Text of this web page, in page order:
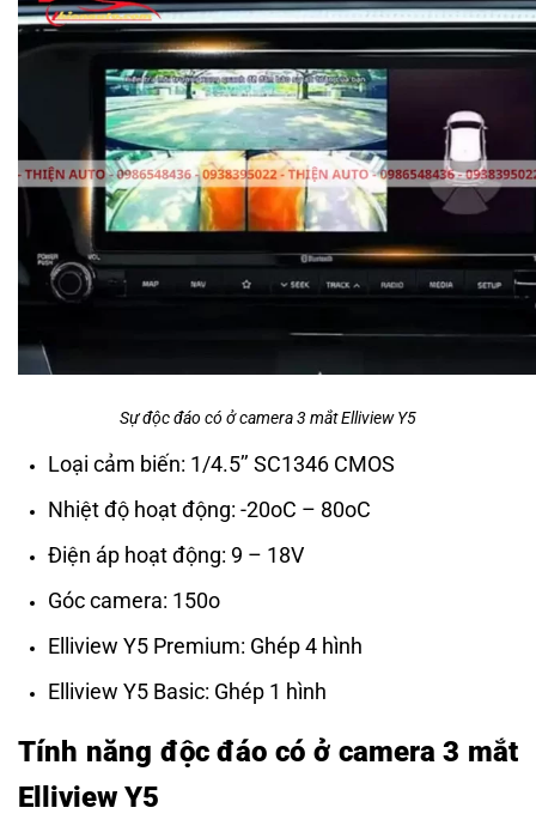
Sự độc đáo có ở camera 3 mắt Elliview Y5
Loại cảm biến: 1/4.5’’ SC1346 CMOS
Nhiệt độ hoạt động: -20oC – 80oC
Điện áp hoạt động: 9 – 18V
Góc camera: 150o
Elliview Y5 Premium: Ghép 4 hình
Elliview Y5 Basic: Ghép 1 hình
Tính năng độc đáo có ở camera 3 mắt
Elliview Y5